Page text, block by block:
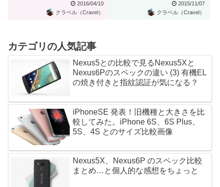
2016/04/10
クラベル（Cravel）
2015/11/07
クラベル（Cravel）
カテゴリの人気記事
Nexus5との比較で見るNexus5Xと
Nexus6Pのスペックの違い (3) 有機EL
の焼き付きと指紋認証が気になる？
iPhoneSE 発表！旧機種と大きさを比
較してみた。iPhone 6S、6S Plus、
5S、4S とのサイズ比較画像
Nexus5X、Nexus6P のスペック比較
まとめ…と個人的な感想をちょっと